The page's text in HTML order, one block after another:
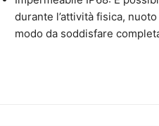
durante l’attività fisica,
modo da soddisfare